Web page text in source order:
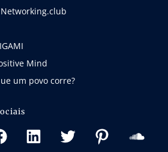
Mind
um povo corre?